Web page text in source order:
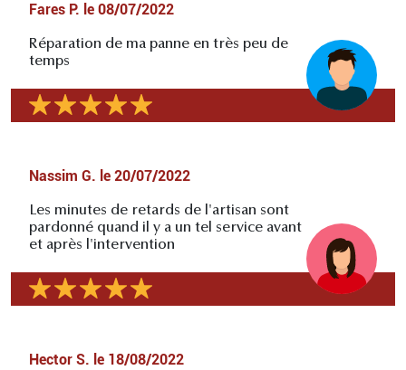
Fares P. le 08/07/2022
Réparation de ma panne en très peu de
temps
Nassim G. le 20/07/2022
Les minutes de retards de l'artisan sont
pardonné quand il y a un tel service avant
et après l'intervention
Hector S. le 18/08/2022